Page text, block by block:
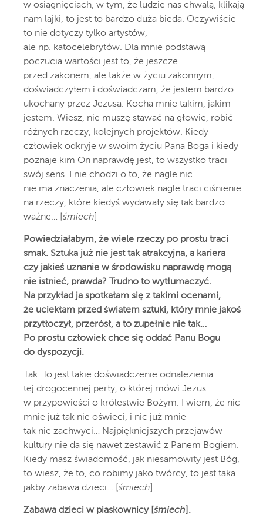
w osiągnięciach, w tym, że ludzie nas chwalą, klikają
nam lajki, to jest to bardzo duża bieda. Oczywiście
to nie dotyczy tylko artystów,
ale np. katocelebrytów. Dla mnie podstawą
poczucia wartości jest to, że jeszcze
przed zakonem, ale także w życiu zakonnym,
doświadczyłem i doświadczam, że jestem bardzo
ukochany przez Jezusa. Kocha mnie takim, jakim
jestem. Wiesz, nie muszę stawać na głowie, robić
różnych rzeczy, kolejnych projektów. Kiedy
człowiek odkryje w swoim życiu Pana Boga i kiedy
poznaje kim On naprawdę jest, to wszystko traci
swój sens. I nie chodzi o to, że nagle nic
nie ma znaczenia, ale człowiek nagle traci ciśnienie
na rzeczy, które kiedyś wydawały się tak bardzo
ważne… [ śmiech
Powiedziałabym, że wiele rzeczy po prostu traci
smak. Sztuka już nie jest tak atrakcyjna, a kariera
czy jakieś uznanie w środowisku naprawdę mogą
nie istnieć, prawda? Trudno to wytłumaczyć.
Na przykład ja spotkałam się z takimi ocenami,
że uciekłam przed światem sztuki, który mnie jakoś
przytłoczył, przerósł, a to zupełnie nie tak…
Po prostu człowiek chce się oddać Panu Bogu
do dyspozycji.
Tak. To jest takie doświadczenie odnalezienia
tej drogocennej perły, o której mówi Jezus
w przypowieści o królestwie Bożym. I wiem, że nic
mnie już tak nie oświeci, i nic już mnie
tak nie zachwyci… Najpiękniejszych przejawów
kultury nie da się nawet zestawić z Panem Bogiem.
Kiedy masz świadomość, jak niesamowity jest Bóg,
to wiesz, że to, co robimy jako twórcy, to jest taka
jakby zabawa dzieci… [ śmiech
Zabawa dzieci w piaskownicy śmiech ].